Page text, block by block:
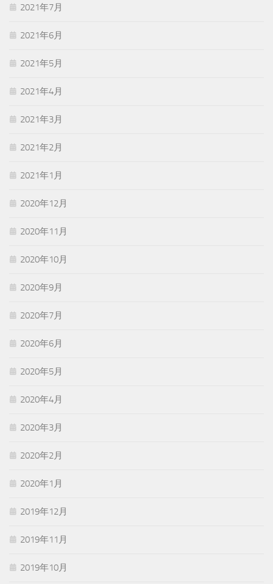
2021年7月
2021年6月
2021年5月
2021年4月
2021年3月
2021年2月
2021年1月
2020年12月
2020年11月
2020年10月
2020年9月
2020年7月
2020年6月
2020年5月
2020年4月
2020年3月
2020年2月
2020年1月
2019年12月
2019年11月
2019年10月